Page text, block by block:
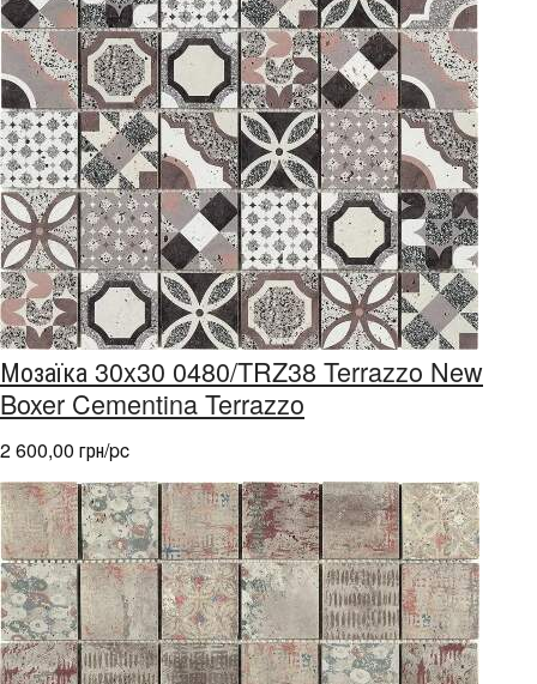
Мозаїка 30x30 0480/TRZ38 Terrazzo New
Boxer Cementina Terrazzo
2 600,00 грн/pc